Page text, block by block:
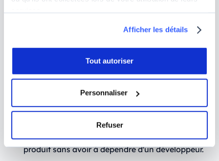
Afficher les détails
Tout autoriser
Personnaliser
Refuser
vous partez de zéro. Accessible sans prérequis
technique et proposée en 75 heures, elle vous
offre une porte d’entrée idéale dans l’univers du
Avoir un bon niveau en anglais (B1/B2), car si
pédagogiques sont elles en anglais.
vibe coding avec Cursor si vous êtes :
Un entrepreneur et souhaitez créer votre propre
produit sans avoir à dépendre d'un développeur.